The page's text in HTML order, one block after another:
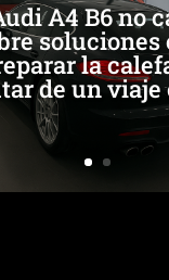
A4 B6 no
la
de un viaje